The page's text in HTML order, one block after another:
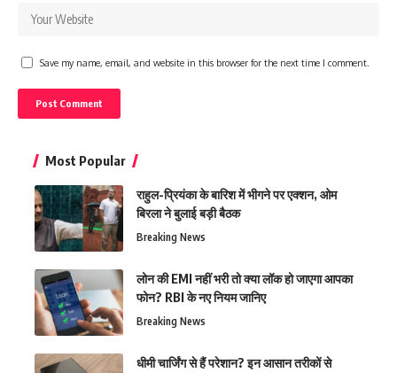
Save my name, email, and website in this browser for the next time I comment.
Most Popular
राहुल-प्रियंका के बारिश में भीगने पर एक्शन, ओम
बिरला ने बुलाई बड़ी बैठक
Breaking News
लोन की EMI नहीं भरी तो क्या लॉक हो जाएगा आपका
फोन? RBI के नए नियम जानिए
Breaking News
धीमी चार्जिंग से हैं परेशान? इन आसान तरीकों से